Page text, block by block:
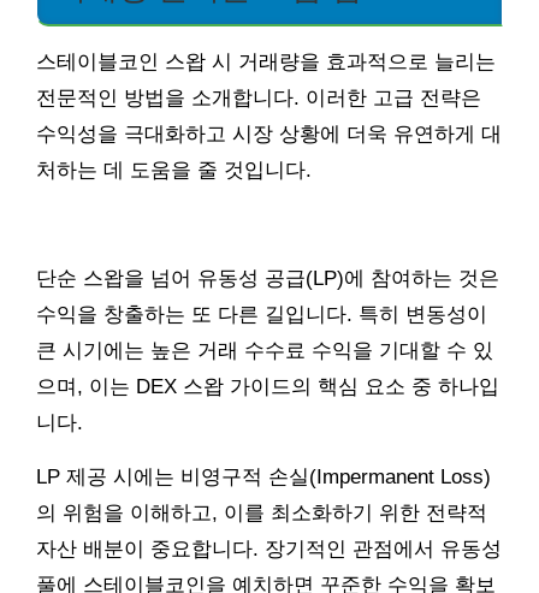
스테이블코인 스왑 시 거래량을 효과적으로 늘리는
전문적인 방법을 소개합니다. 이러한 고급 전략은
수익성을 극대화하고 시장 상황에 더욱 유연하게 대
처하는 데 도움을 줄 것입니다.
단순 스왑을 넘어 유동성 공급(LP)에 참여하는 것은
수익을 창출하는 또 다른 길입니다. 특히 변동성이
큰 시기에는 높은 거래 수수료 수익을 기대할 수 있
으며, 이는 DEX 스왑 가이드의 핵심 요소 중 하나입
니다.
LP 제공 시에는 비영구적 손실(Impermanent Loss)
의 위험을 이해하고, 이를 최소화하기 위한 전략적
자산 배분이 중요합니다. 장기적인 관점에서 유동성
풀에 스테이블코인을 예치하면 꾸준한 수익을 확보